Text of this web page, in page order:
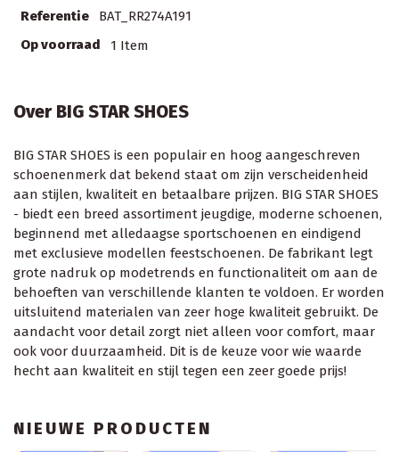
Referentie
BAT_RR274A191
Op voorraad
1 Item
Over BIG STAR SHOES
BIG STAR SHOES is een populair en hoog aangeschreven
schoenenmerk dat bekend staat om zijn verscheidenheid
aan stijlen, kwaliteit en betaalbare prijzen. BIG STAR SHOES
- biedt een breed assortiment jeugdige, moderne schoenen,
beginnend met alledaagse sportschoenen en eindigend
met exclusieve modellen feestschoenen. De fabrikant legt
grote nadruk op modetrends en functionaliteit om aan de
behoeften van verschillende klanten te voldoen. Er worden
uitsluitend materialen van zeer hoge kwaliteit gebruikt. De
aandacht voor detail zorgt niet alleen voor comfort, maar
ook voor duurzaamheid. Dit is de keuze voor wie waarde
hecht aan kwaliteit en stijl tegen een zeer goede prijs!
NIEUWE PRODUCTEN